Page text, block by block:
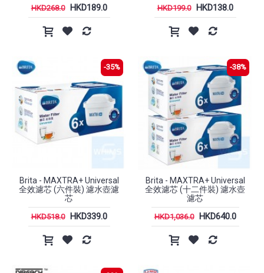
HKD268.0 HKD189.0 HKD199.0 HKD138.0
-35%
Brita - MAXTRA+ Universal
全效濾芯 (六件裝) 濾水壺濾
芯
HKD518.0 HKD339.0
-38%
Brita - MAXTRA+ Universal
全效濾芯 (十二件裝) 濾水壺
濾芯
HKD1,036.0 HKD640.0